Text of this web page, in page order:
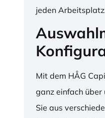
jeden
Mit dem HÅG
ganz einfach
Sie aus